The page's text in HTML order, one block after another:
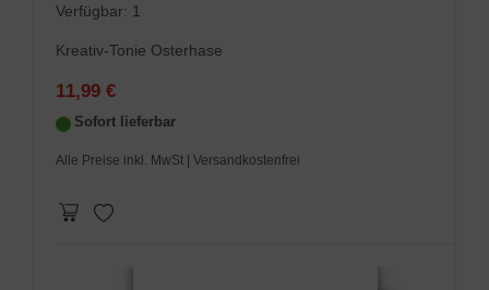
Verfügbar: 1
Kreativ-Tonie Osterhase
11,99 €
Sofort lieferbar
Alle Preise inkl. MwSt | Versandkostenfrei